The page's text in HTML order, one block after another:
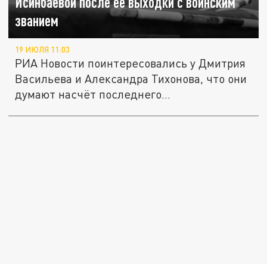
званием
19 ИЮЛЯ 11:03
РИА Новости поинтересовались у Дмитрия
Васильева и Александра Тихонова, что они
думают насчёт последнего...